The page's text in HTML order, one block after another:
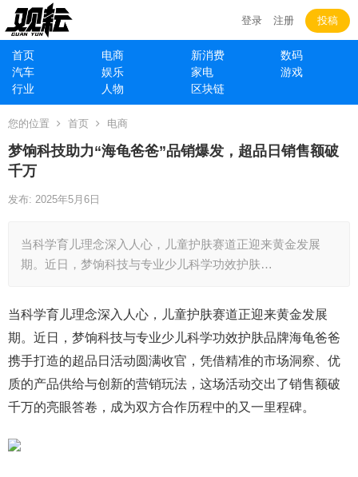
首页 电商 新消费
数码
汽车
娱乐 家电
游戏
行业
人物 区块链
登录 注册 投稿
您的位置 首页 电商
梦饷科技助力“海龟爸爸”品销爆发，超品日销售额破
千万
发布: 2025年5月6日
当科学育儿理念深入人心，儿童护肤赛道正迎来黄金发展
期。近日，梦饷科技与专业少儿科学功效护肤…
当科学育儿理念深入人心，儿童护肤赛道正迎来黄金发展
期。近日，梦饷科技与专业少儿科学功效护肤品牌海龟爸爸
携手打造的超品日活动圆满收官，凭借精准的市场洞察、优
质的产品供给与创新的营销玩法，这场活动交出了销售额破
千万的亮眼答卷，成为双方合作历程中的又一里程碑。